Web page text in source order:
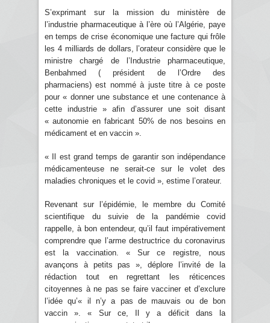
S’exprimant sur la mission du ministère de
l’industrie pharmaceutique à l’ère où l’Algérie, paye
en temps de crise économique une facture qui frôle
les 4 milliards de dollars, l’orateur considère que le
ministre chargé de l’Industrie pharmaceutique,
Benbahmed ( président de l’Ordre des
pharmaciens) est nommé à juste titre à ce poste
pour « donner une substance et une contenance à
cette industrie » afin d’assurer une soit disant
« autonomie en fabricant 50% de nos besoins en
médicament et en vaccin ».
« Il est grand temps de garantir son indépendance
médicamenteuse ne serait-ce sur le volet des
maladies chroniques et le covid », estime l’orateur.
Revenant sur l’épidémie, le membre du Comité
scientifique du suivie de la pandémie covid
rappelle, à bon entendeur, qu’il faut impérativement
comprendre que l’arme destructrice du coronavirus
est la vaccination. « Sur ce registre, nous
avançons à petits pas », déplore l’invité de la
rédaction tout en regrettant les réticences
citoyennes à ne pas se faire vacciner et d’exclure
l’idée qu’« il n’y a pas de mauvais ou de bon
vaccin ». « Sur ce, Il y a déficit dans la